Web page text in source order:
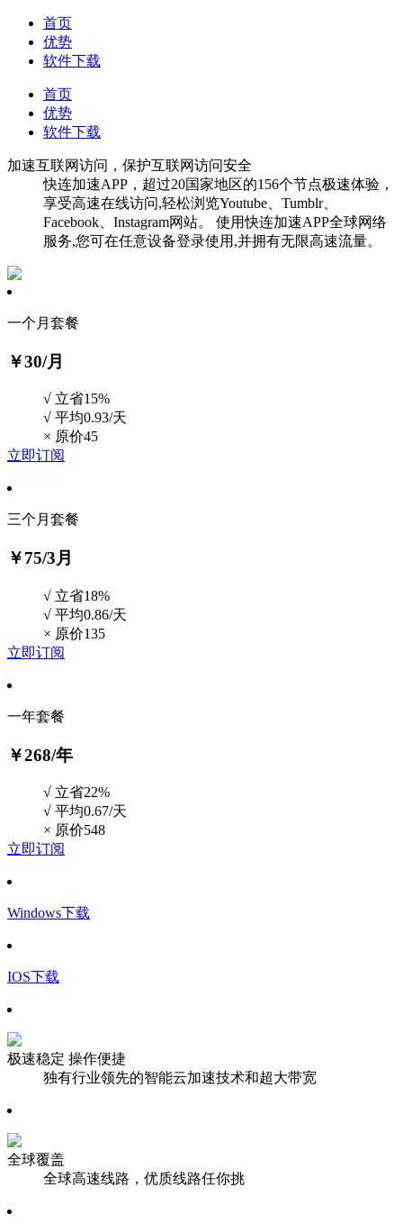
首页
优势
软件下载
首页
优势
软件下载
加速互联网访问，保护互联网访问安全
快连加速APP，超过20国家地区的156个节点极速体验，
享受高速在线访问,轻松浏览Youtube、Tumblr、
Facebook、Instagram网站。 使用快连加速APP全球网络
服务,您可在任意设备登录使用,并拥有无限高速流量。
一个月套餐
￥30/月
√ 立省15%
√ 平均0.93/天
× 原价45
立即订阅
三个月套餐
￥75/3月
√ 立省18%
√ 平均0.86/天
× 原价135
立即订阅
一年套餐
￥268/年
√ 立省22%
√ 平均0.67/天
× 原价548
立即订阅
Windows下载
IOS下载
极速稳定 操作便捷
独有行业领先的智能云加速技术和超大带宽
全球覆盖
全球高速线路，优质线路任你挑